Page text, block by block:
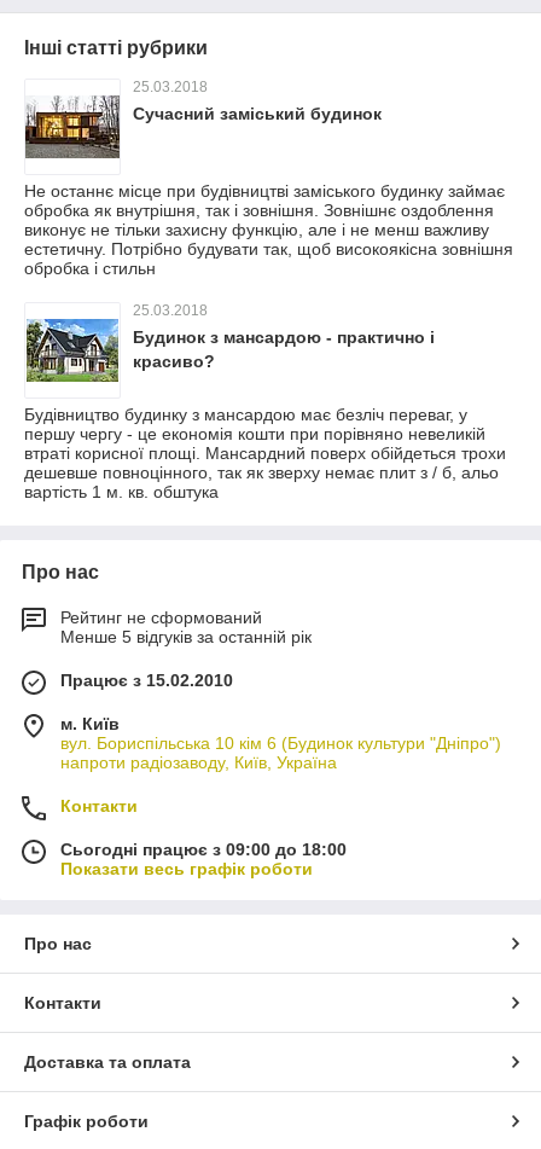
Інші статті рубрики
25.03.2018
Сучасний заміський будинок
Не останнє місце при будівництві заміського будинку займає
обробка як внутрішня, так і зовнішня. Зовнішнє оздоблення
виконує не тільки захисну функцію, але і не менш важливу
естетичну. Потрібно будувати так, щоб високоякісна зовнішня
обробка і стильн
25.03.2018
Будинок з мансардою - практично і
красиво?
Будівництво будинку з мансардою має безліч переваг, у
першу чергу - це економія кошти при порівняно невеликій
втраті корисної площі. Мансардний поверх обійдеться трохи
дешевше повноцінного, так як зверху немає плит з / б, альо
вартість 1 м. кв. обштука
Про нас
Рейтинг не сформований
Менше 5 відгуків за останній рік
Працює з 15.02.2010
м. Київ
вул. Бориспільська 10 кім 6 (Будинок культури "Дніпро")
напроти радіозаводу, Київ, Україна
Контакти
Сьогодні працює з 09:00 до 18:00
Показати весь графік роботи
Про нас
Контакти
Доставка та оплата
Графік роботи